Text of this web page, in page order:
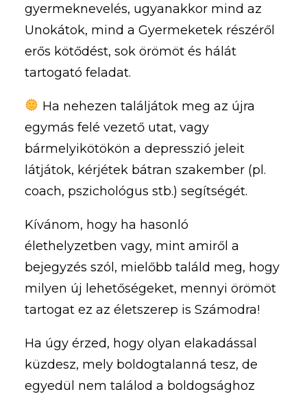
gyermeknevelés, ugyanakkor mind az
Unokátok, mind a Gyermeketek részéről
erős kötődést, sok örömöt és hálát
tartogató feladat.
Ha nehezen találjátok meg az újra
egymás felé vezető utat, vagy
bármelyikötökön a depresszió jeleit
látjátok, kérjétek bátran szakember (pl.
coach, pszichológus stb.) segítségét.
Kívánom, hogy ha hasonló
élethelyzetben vagy, mint amiről a
bejegyzés szól, mielőbb találd meg, hogy
milyen új lehetőségeket, mennyi örömöt
tartogat ez az életszerep is Számodra!
Ha úgy érzed, hogy olyan elakadással
küzdesz, mely boldogtalanná tesz, de
egyedül nem találod a boldogsághoz